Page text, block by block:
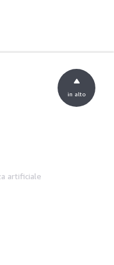
artificiale
in alto